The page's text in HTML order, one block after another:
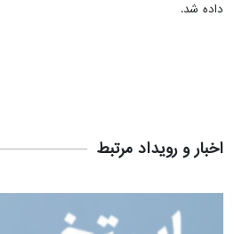
داده شد.
اخبار و رویداد مرتبط